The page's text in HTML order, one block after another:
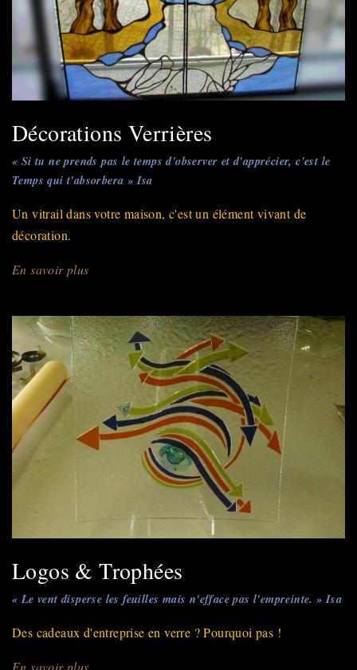
Décorations Verrières
« Si tu ne prends pas le temps d'observer et d'apprécier, c'est le
Temps qui t'absorbera » Isa
Un vitrail dans votre maison, c'est un élément vivant de
décoration.
En savoir plus
Verrières
Logos & Trophées
« Le vent disperse les feuilles mais n'efface pas l'empreinte. » Isa
Des cadeaux d'entreprise en verre ? Pourquoi pas !
En savoir plus